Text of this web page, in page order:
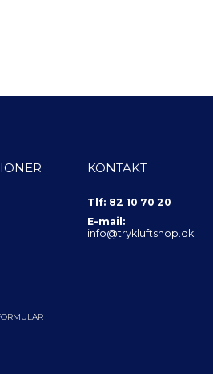
KONTAKT
Tlf: 82 10 70 20
E-mail:
info@trykluftshop.dk